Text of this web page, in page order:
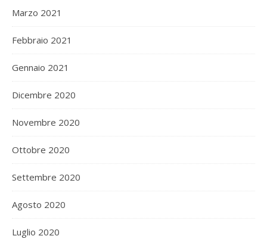
Marzo 2021
Febbraio 2021
Gennaio 2021
Dicembre 2020
Novembre 2020
Ottobre 2020
Settembre 2020
Agosto 2020
Luglio 2020